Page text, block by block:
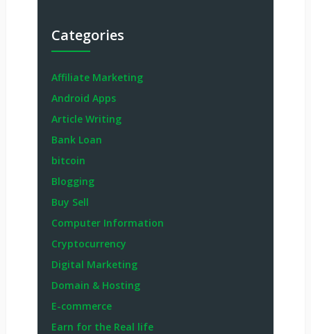
Categories
Affiliate Marketing
Android Apps
Article Writing
Bank Loan
bitcoin
Blogging
Buy Sell
Computer Information
Cryptocurrency
Digital Marketing
Domain & Hosting
E-commerce
Earn for the Real life